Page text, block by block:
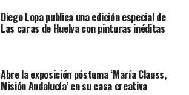
Diego Lopa publica una edición especial de
Las caras de Huelva con pinturas inéditas
Abre la exposición póstuma ‘María Clauss,
Misión Andalucía’ en su casa creativa